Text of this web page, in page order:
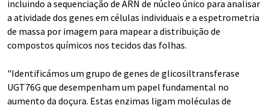
incluindo a sequenciação de ARN de núcleo único para analisar
a atividade dos genes em células individuais e a espetrometria
de massa por imagem para mapear a distribuição de
compostos químicos nos tecidos das folhas.
"Identificámos um grupo de genes de glicosiltransferase
UGT76G que desempenham um papel fundamental no
aumento da doçura. Estas enzimas ligam moléculas de